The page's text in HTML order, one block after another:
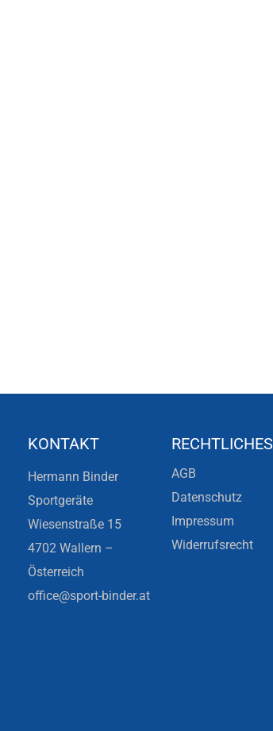
KONTAKT
Hermann Binder
Sportgeräte
Wiesenstraße 15
4702 Wallern –
Österreich
office@sport-binder.at
RECHTLICHES
AGB
Datenschutz
Impressum
Widerrufsrecht